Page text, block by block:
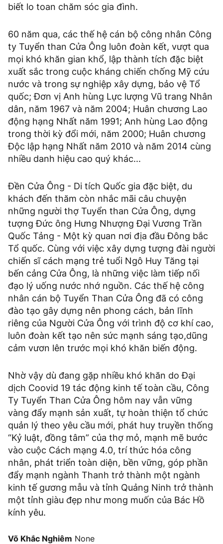
biết lo toan chăm sóc gia đình.
60 năm qua, các thế hệ cán bộ công nhân Công
ty Tuyển than Cửa Ông luôn đoàn kết, vượt qua
mọi khó khăn gian khổ, lập thành tích đặc biệt
xuất sắc trong cuộc kháng chiến chống Mỹ cứu
nước và trong sự nghiệp xây dựng, bảo vệ Tổ
quốc; Đơn vị Anh hùng Lực lượng Vũ trang Nhân
dân, năm 1967 và năm 2004; Huân chương Lao
động hạng Nhất năm 1991; Anh hùng Lao động
trong thời kỳ đổi mới, năm 2000; Huân chương
Độc lập hạng Nhất năm 2010 và năm 2014 cùng
nhiều danh hiệu cao quý khác...
Đền Cửa Ông - Di tích Quốc gia đặc biệt, du
khách đến thăm còn nhắc mãi câu chuyện
những người thợ Tuyển than Cửa Ông, dựng
tượng Đức ông Hưng Nhượng Đại Vương Trần
Quốc Tảng - Một kỳ quan nơi địa đầu Đông bắc
Tổ quốc. Cùng với việc xây dựng tượng đài người
chiến sĩ cách mạng trẻ tuổi Ngô Huy Tăng tại
bến cảng Cửa Ông, là những việc làm tiếp nối
đạo lý uống nước nhớ nguồn. Các thế hệ công
nhân cán bộ Tuyển Than Cửa Ông đã có công
đào tạo gây dựng nên phong cách, bản lĩnh
riêng của Người Cửa Ông với trình độ cơ khí cao,
luôn đoàn kết tạo nên sức mạnh sáng tạo,dũng
cảm vươn lên trước mọi khó khăn biến động.
Nhờ vậy dù đang gặp nhiều khó khăn do Đại
dịch Coovid 19 tác động kinh tế toàn cầu, Công
Ty Tuyển Than Cửa Ông hôm nay vẫn vững
vàng đẩy mạnh sản xuất, tự hoàn thiện tổ chức
quản lý theo yêu cầu mới, phát huy truyền thống
“Kỷ luật, đồng tâm” của thợ mỏ, mạnh mẽ bước
vào cuộc Cách mạng 4.0, trí thức hóa công
nhân, phát triển toàn diện, bền vững, góp phần
đẩy mạnh ngành Thanh trở thành một ngành
kinh tế gương mẫu và tỉnh Quảng Ninh trở thành
một tỉnh giàu đẹp như mong muốn của Bác Hồ
kính yêu.
Võ Khắc Nghiêm None